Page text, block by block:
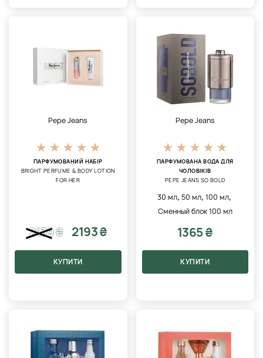
Pepe Jeans
ПАРФУМОВАНИЙ НАБІР
BRIGHT PERFUME & BODY LOTION
FOR HER
2439₴ 2193 ₴
КУПИТИ
Pepe Jeans
ПАРФУМОВАНА ВОДА ДЛЯ
ЧОЛОВІКІВ
PEPE JEANS SO BOLD
30 мл, 50 мл, 100 мл,
Сменный блок 100 мл
1365 ₴
КУПИТИ